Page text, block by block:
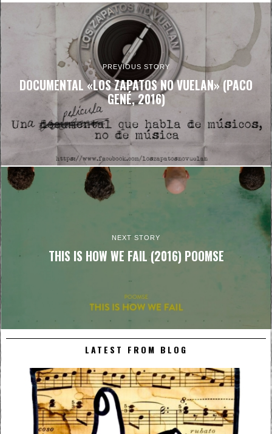
PREVIOUS STORY
DOCUMENTAL «LOS ZAPATOS NO VUELAN» (PACO
GENÉ, 2016)
NEXT STORY
THIS IS HOW WE FAIL (2016) POOMSE
LATEST FROM BLOG